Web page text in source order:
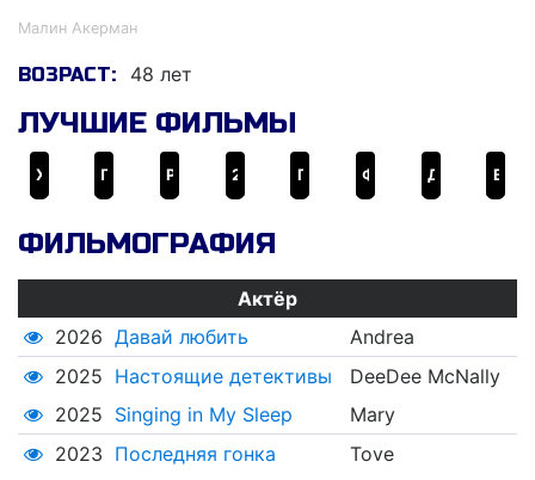
Малин Акерман
ВОЗРАСТ: 48 лет
ЛУЧШИЕ ФИЛЬМЫ
ФИЛЬМОГРАФИЯ
Актёр
2026 Давай любить
Andrea
2025 Настоящие детективы
DeeDee McNally
2025 Singing in My Sleep
Mary
2023 Последняя гонка Tove